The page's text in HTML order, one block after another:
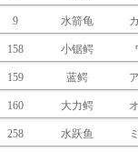
9 水箭龟
158 小锯鳄
159 蓝鳄
160 大力鳄
258 水跃鱼